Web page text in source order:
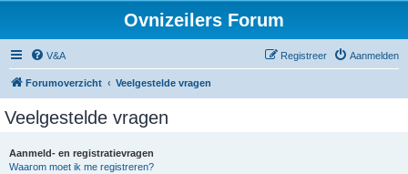
Ovnizeilers Forum
V&A Aanmelden
Registreer
Forumoverzicht Veelgestelde vragen
Veelgestelde vragen
Aanmeld- en registratievragen
Waarom moet ik me registreren?